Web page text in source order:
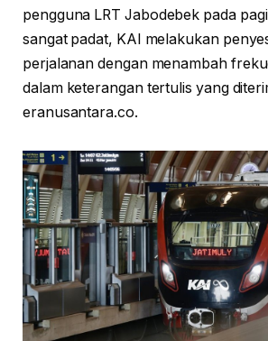
pengguna LRT Jabodebek pada
sangat padat, KAI melakukan
perjalanan dengan menambah
dalam keterangan tertulis yang
eranusantara.co.